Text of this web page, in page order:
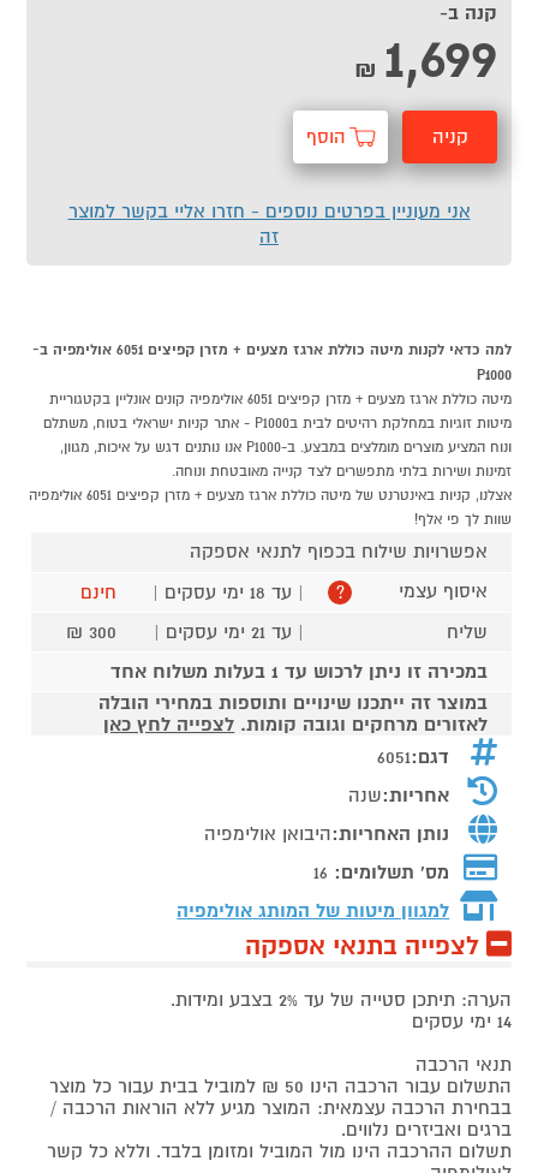
קנה ב-
1,699
₪
קניה הוסף
אני מעוניין בפרטים נוספים - חזרו אליי בקשר למוצר
זה
למה כדאי לקנות מיטה כוללת ארגז מצעים + מזרן קפיצים 6051 אולימפיה ב-
P1000
מיטה כוללת ארגז מצעים + מזרן קפיצים 6051 אולימפיה קונים אונליין בקטגוריית
מיטות זוגיות במחלקת רהיטים לבית בP1000 - אתר קניות ישראלי בטוח, משתלם
ונוח המציע מוצרים מומלצים במבצע. ב-P1000 אנו נותנים דגש על איכות, מגוון,
זמינות ושירות בלתי מתפשרים לצד קנייה מאובטחת ונוחה.
אצלנו, קניות באינטרנט של מיטה כוללת ארגז מצעים + מזרן קפיצים 6051 אולימפיה
שוות לך פי אלף!
אפשרויות שילוח בכפוף לתנאי אספקה
איסוף עצמי
? | עד 18 ימי עסקים |
חינם
שליח
| עד 21 ימי עסקים |
300 ₪
במכירה זו ניתן לרכוש עד 1 בעלות משלוח אחד
במוצר זה ייתכנו שינויים ותוספות במחירי הובלה
לאזורים מרחקים וגובה קומות. לצפייה לחץ כאן
דגם:6051
אחריות:שנה
נותן האחריות:היבואן אולימפיה
מס' תשלומים: 16
למגוון מיטות של המותג אולימפיה
לצפייה בתנאי אספקה
הערה: תיתכן סטייה של עד 2% בצבע ומידות.
14 ימי עסקים
תנאי הרכבה
התשלום עבור הרכבה הינו 50 ₪ למוביל בבית עבור כל מוצר
בבחירת הרכבה עצמאית: המוצר מגיע ללא הוראות הרכבה /
ברגים ואביזרים נלווים.
תשלום ההרכבה הינו מול המוביל ומזומן בלבד. וללא כל קשר